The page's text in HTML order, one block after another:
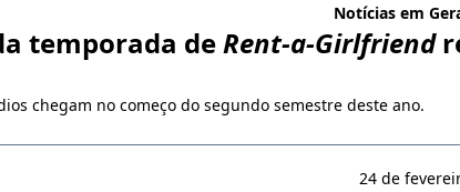
Notícias em
temporada deRent-a-Girlfriend
chegam no começo do segundo semestre deste ano.
24 de